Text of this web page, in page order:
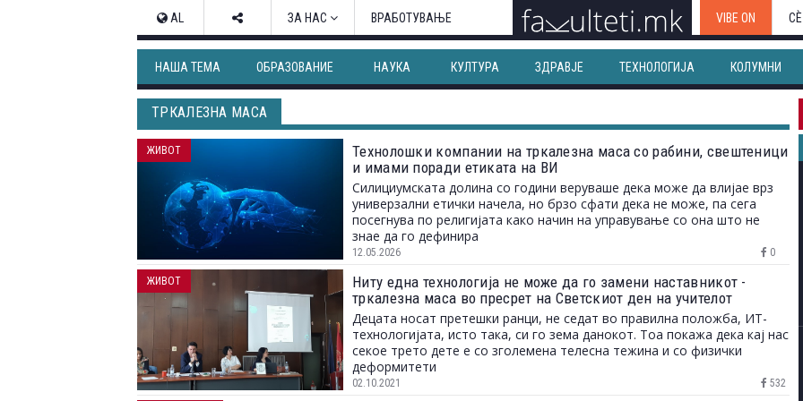
AL ЗА НАС ВРАБОТУВАЊЕ VIBE ON
НАША ТЕМА ОБРАЗОВАНИЕ НАУКА КУЛТУРА ЗДРАВЈЕ ТЕХНОЛОГИЈА КОЛУМНИ
ТРКАЛЕЗНА МАСА
Технолошки компании на тркалезна маса со рабини, свештеници
и имами поради етиката на ВИ
Силициумската долина со години веруваше дека може да влијае врз
универзални етички начела, но брзо сфати дека не може, па сега
посегнува по религијата како начин на управување со она што не
знае да го дефинира
12.05.2026 0
ЖИВОТ
Ниту една технологија не може да го замени наставникот -
тркалезна маса во пресрет на Светскиот ден на учителот
Децата носат претешки ранци, не седат во правилна положба, ИТ-
технологијата, исто така, си го зема данокот. Тоа покажа дека кај нас
секое трето дете е со зголемена телесна тежина и со физички
деформитети
02.10.2021 532
ЖИВОТ